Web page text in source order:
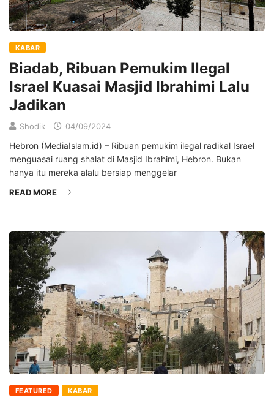
KABAR
Biadab, Ribuan Pemukim Ilegal
Israel Kuasai Masjid Ibrahimi Lalu
Jadikan
Shodik 04/09/2024
Hebron (MediaIslam.id) – Ribuan pemukim ilegal radikal Israel
menguasai ruang shalat di Masjid Ibrahimi, Hebron. Bukan
hanya itu mereka alalu bersiap menggelar
READ MORE
FEATURED KABAR